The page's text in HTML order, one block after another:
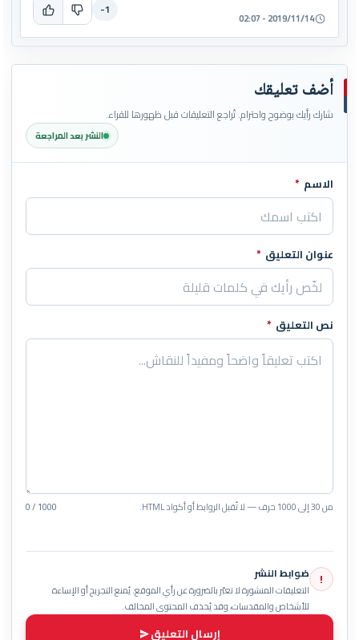
2019/11/14 - 02:07
-1
أضف تعليقك
شارك رأيك بوضوح واحترام. تُراجع التعليقات قبل ظهورها للقراء.
النشر بعد المراجعة
اترك هذا الحقل فارغاً
الاسم *
عنوان التعليق *
نص التعليق *
من 30 إلى 1000 حرف — لا تُقبل الروابط أو أكواد HTML. 0 / 1000
! ضوابط النشر
التعليقات المنشورة لا تعبّر بالضرورة عن رأي الموقع. يُمنع التجريح أو الإساءة
للأشخاص والمقدسات، وقد يُحذف المحتوى المخالف.
إرسال التعليق